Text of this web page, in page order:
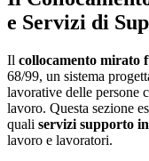
e Servizi di
Il collocamento mirato
68/99, un sistema
lavorative delle persone
lavoro. Questa sezione
quali servizi supporto
lavoro e lavoratori.